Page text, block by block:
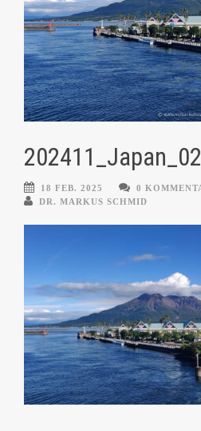
18 FEB. 2025
0
DR. MARKUS SCHMID